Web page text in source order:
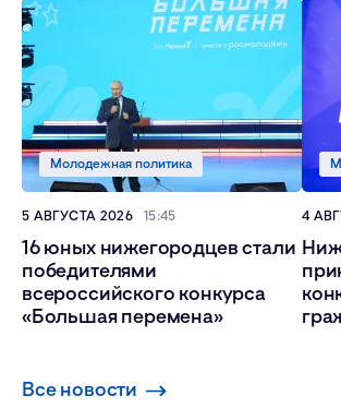
16 юных нижегородцев стали
победителями
всероссийского конкурса
«Большая перемена»
Молодежная политика
5 АВГУСТА 2026 15:45 4
Все новости